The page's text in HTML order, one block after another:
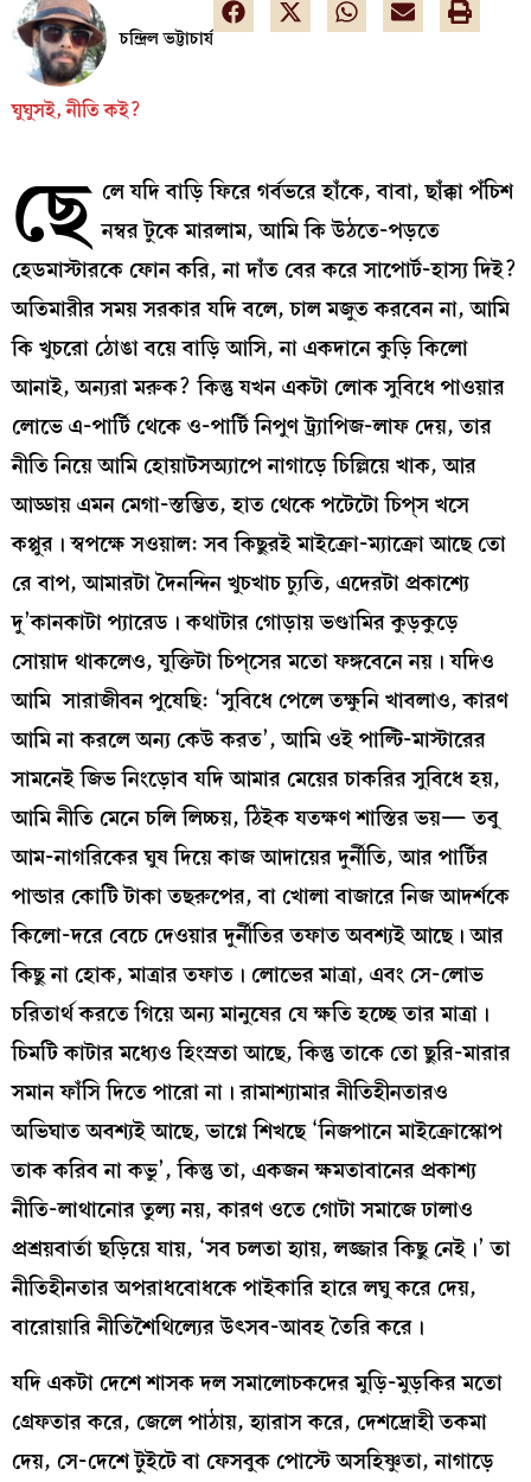
চন্দ্রিল ভট্টাচার্য
ঘুঘুসই, নীতি কই?
ছে লে যদি বাড়ি ফিরে গর্বভরে হাঁকে, বাবা, ছাঁক্কা পঁচিশ
নম্বর টুকে মারলাম, আমি কি উঠতে-পড়তে
হেডমাস্টারকে ফোন করি, না দাঁত বের করে সাপোর্ট-হাস্য দিই?
অতিমারীর সময় সরকার যদি বলে, চাল মজুত করবেন না, আমি
কি খুচরো ঠোঙা বয়ে বাড়ি আসি, না একদানে কুড়ি কিলো
আনাই, অন্যরা মরুক? কিন্তু যখন একটা লোক সুবিধে পাওয়ার
লোভে এ-পার্টি থেকে ও-পার্টি নিপুণ ট্র্যাপিজ-লাফ দেয়, তার
নীতি নিয়ে আমি হোয়াটসঅ্যাপে নাগাড়ে চিল্লিয়ে খাক, আর
আড্ডায় এমন মেগা-স্তম্ভিত, হাত থেকে পটেটো চিপ্‌স খসে
কপ্পুর। স্বপক্ষে সওয়াল: সব কিছুরই মাইক্রো-ম্যাক্রো আছে তো
রে বাপ, আমারটা দৈনন্দিন খুচখাচ চ্যুতি, এদেরটা প্রকাশ্যে
দু’কানকাটা প্যারেড। কথাটার গোড়ায় ভণ্ডামির কুড়কুড়ে
সোয়াদ থাকলেও, যুক্তিটা চিপ্‌সের মতো ফঙ্গবেনে নয়। যদিও
আমি সারাজীবন পুষেছি: ‘সুবিধে পেলে তক্ষুনি খাবলাও, কারণ
আমি না করলে অন্য কেউ করত’, আমি ওই পাল্টি-মাস্টারের
সামনেই জিভ নিংড়োব যদি আমার মেয়ের চাকরির সুবিধে হয়,
আমি নীতি মেনে চলি লিচ্চয়, ঠিইক যতক্ষণ শাস্তির ভয়— তবু
আম-নাগরিকের ঘুষ দিয়ে কাজ আদায়ের দুর্নীতি, আর পার্টির
পান্ডার কোটি টাকা তছরুপের, বা খোলা বাজারে নিজ আদর্শকে
কিলো-দরে বেচে দেওয়ার দুর্নীতির তফাত অবশ্যই আছে। আর
কিছু না হোক, মাত্রার তফাত। লোভের মাত্রা, এবং সে-লোভ
চরিতার্থ করতে গিয়ে অন্য মানুষের যে ক্ষতি হচ্ছে তার মাত্রা।
চিমটি কাটার মধ্যেও হিংস্রতা আছে, কিন্তু তাকে তো ছুরি-মারার
সমান ফাঁসি দিতে পারো না। রামাশ্যামার নীতিহীনতারও
অভিঘাত অবশ্যই আছে, ভাগ্নে শিখছে ‘নিজপানে মাইক্রোস্কোপ
তাক করিব না কভু’, কিন্তু তা, একজন ক্ষমতাবানের প্রকাশ্য
নীতি-লাথানোর তুল্য নয়, কারণ ওতে গোটা সমাজে ঢালাও
প্রশ্রয়বার্তা ছড়িয়ে যায়, ‘সব চলতা হ্যায়, লজ্জার কিছু নেই।’ তা
নীতিহীনতার অপরাধবোধকে পাইকারি হারে লঘু করে দেয়,
বারোয়ারি নীতিশৈথিল্যের উৎসব-আবহ তৈরি করে।
যদি একটা দেশে শাসক দল সমালোচকদের মুড়ি-মুড়কির মতো
গ্রেফতার করে, জেলে পাঠায়, হ্যারাস করে, দেশদ্রোহী তকমা
দেয়, সে-দেশে টুইটে বা ফেসবুক পোস্টে অসহিষ্ণুতা, নাগাড়ে